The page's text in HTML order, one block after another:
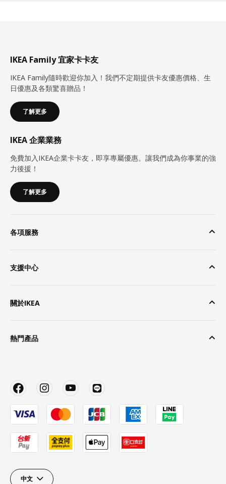
IKEA Family 宜家卡卡友
IKEA Family隨時歡迎你加入！我們不定期提供卡友優惠價格、生
日優惠及各類驚喜贈品！
了解更多
IKEA 企業業務
免費加入IKEA企業卡卡友，即享專屬優惠。讓我們成為你事業的強
力後援！
了解更多
各項服務
支援中心
關於IKEA
熱門產品
中文